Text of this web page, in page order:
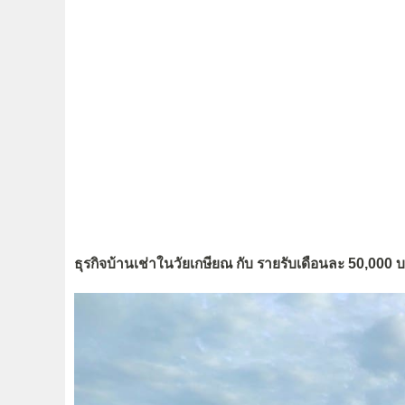
ธุรกิจบ้านเช่าในวัยเกษียณ กับ รายรับเดือนละ 50,000